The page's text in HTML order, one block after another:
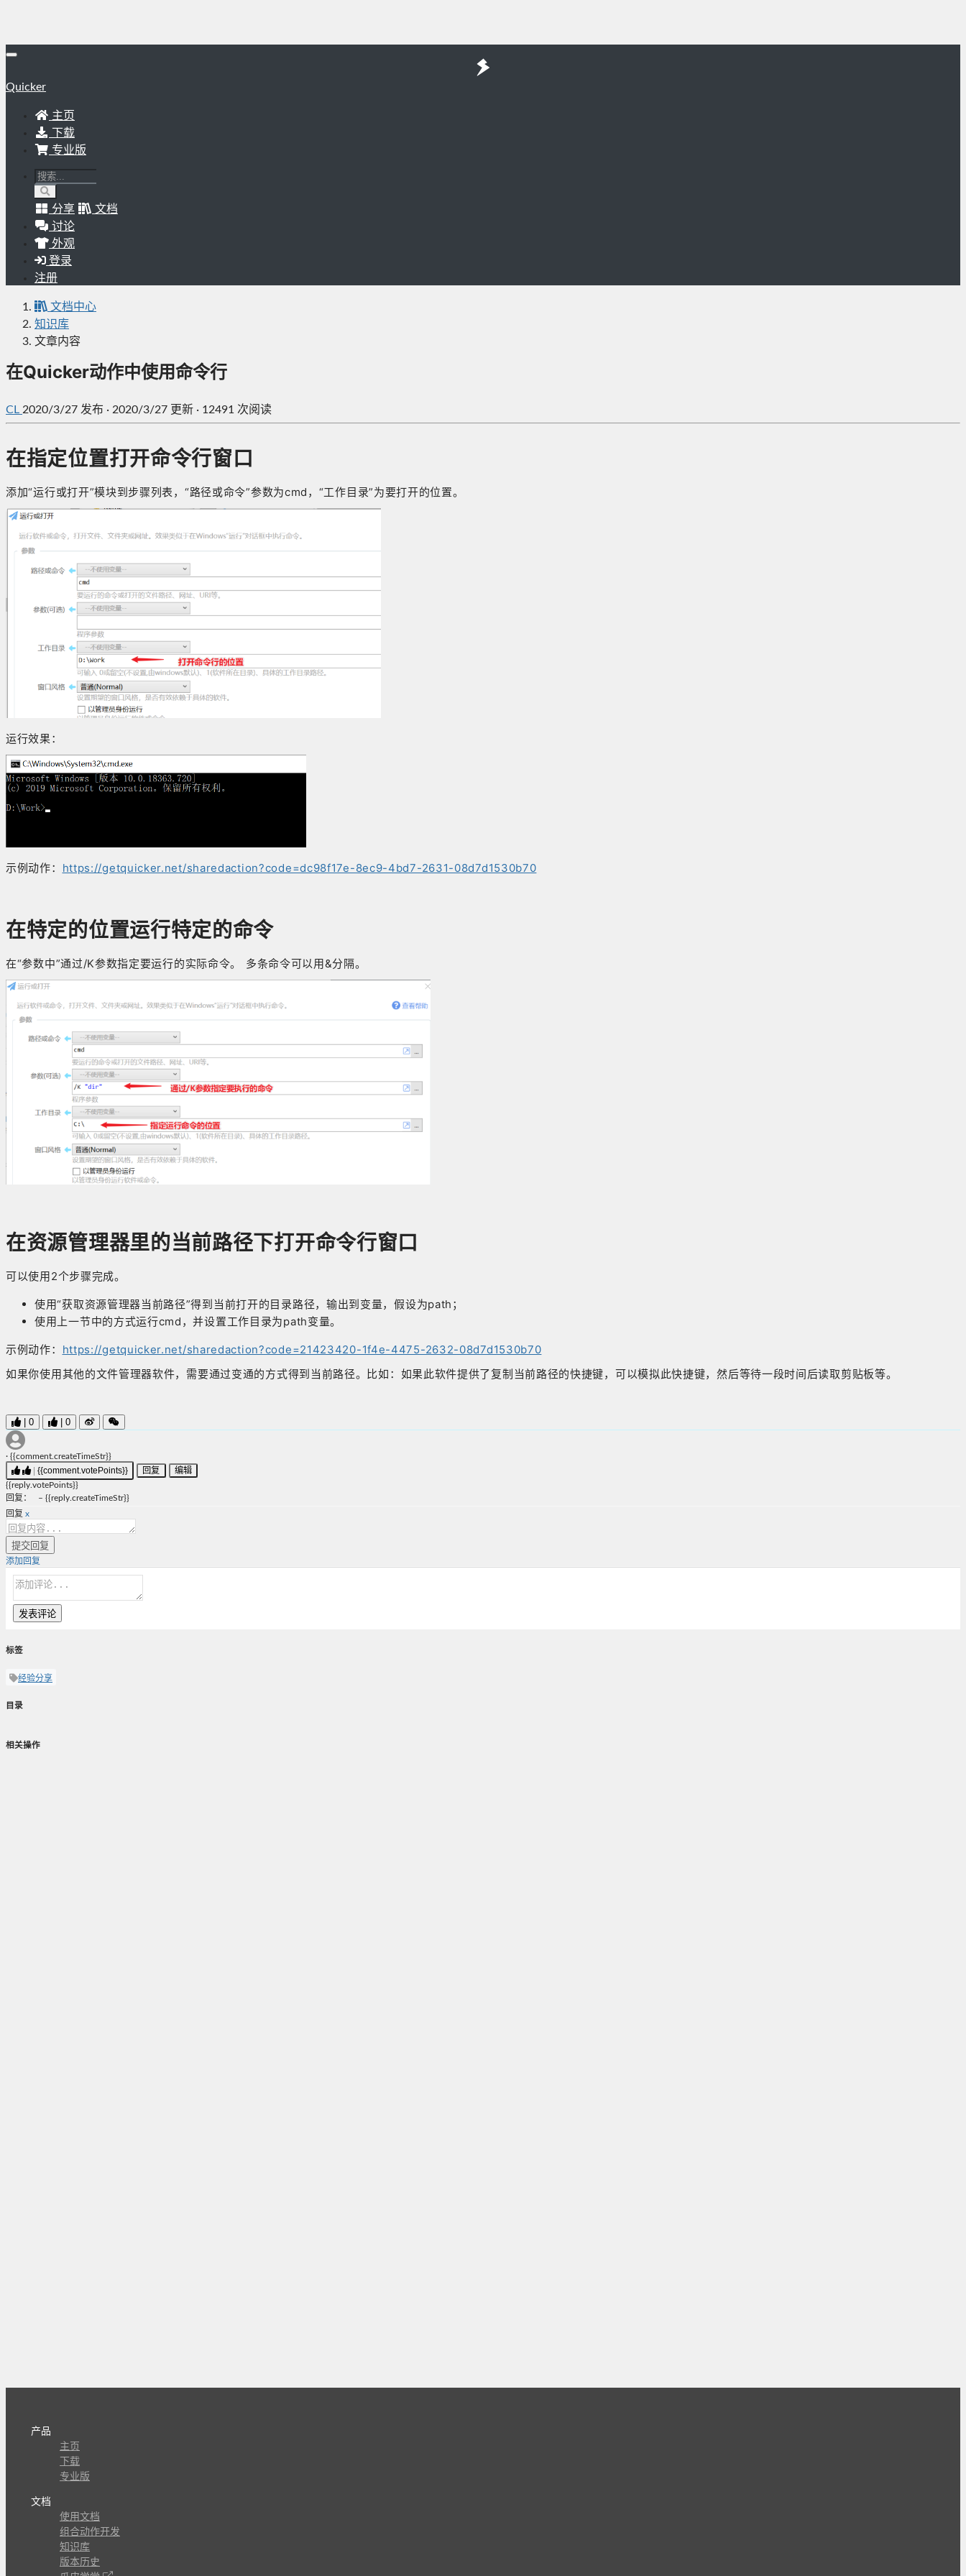
Quicker
主页
下载
专业版
分享
文档
讨论
外观
登录
注册
文档中心
知识库
文章内容
在Quicker动作中使用命令行
CL 2020/3/27 发布 · 2020/3/27 更新 · 12491 次阅读
在指定位置打开命令行窗口
添加“运行或打开”模块到步骤列表，“路径或命令”参数为cmd，“工作目录”为要打开的位置。
运行效果：
示例动作： https://getquicker.net/sharedaction?code=dc98f17e-8ec9-4bd7-2631-08d7d1530b70
在特定的位置运行特定的命令
在“参数中”通过/K参数指定要运行的实际命令。 多条命令可以用&分隔。
在资源管理器里的当前路径下打开命令行窗口
可以使用2个步骤完成。
使用“获取资源管理器当前路径”得到当前打开的目录路径，输出到变量，假设为path；
使用上一节中的方式运行cmd，并设置工作目录为path变量。
示例动作： https://getquicker.net/sharedaction?code=21423420-1f4e-4475-2632-08d7d1530b70
如果你使用其他的文件管理器软件，需要通过变通的方式得到当前路径。比如：如果此软件提供了复制当前路径的快捷键，可以模拟此快捷键，然后等待一段时间后读取剪贴板等。
0 0
· {{comment.createTimeStr}}
{{comment.votePoints}} 回复 编辑
{{reply.votePoints}}
回复 ： – {{reply.createTimeStr}}
回复 x
提交回复
添加回复
发表评论
标签
经验分享
目录
相关操作
产品
主页
下载
专业版
文档
使用文档
组合动作开发
知识库
版本历史